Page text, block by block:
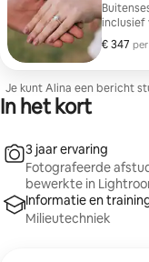
inclusief
visie is
je stijl
€ 347
€ 347 per
,
Je kunt Alina een bericht
In het kort
3 jaar ervaring
Fotografeerde
bewerkte in
Informatie en
Milieutechniek